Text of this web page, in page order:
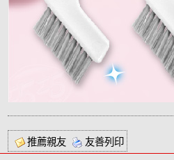
推薦親友 友善列印